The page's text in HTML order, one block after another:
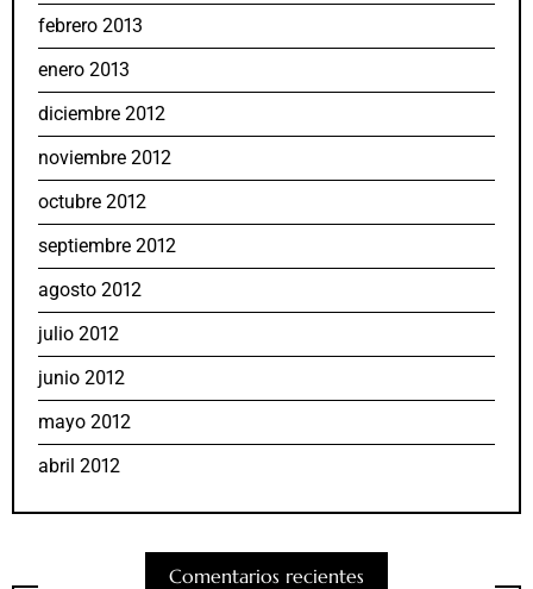
febrero 2013
enero 2013
diciembre 2012
noviembre 2012
octubre 2012
septiembre 2012
agosto 2012
julio 2012
junio 2012
mayo 2012
abril 2012
Comentarios recientes